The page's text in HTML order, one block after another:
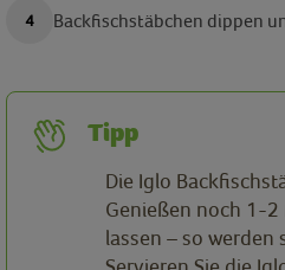
Backfischstäbchen dippen
Tipp
Die Iglo
Genießen noch 1-
lassen – so werden